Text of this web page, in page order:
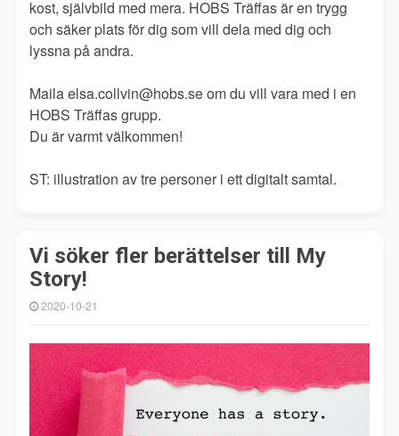
kost, självbild med mera. HOBS Träffas är en trygg
och säker plats för dig som vill dela med dig och
lyssna på andra.
Maila elsa.collvin@hobs.se om du vill vara med i en
HOBS Träffas grupp.
Du är varmt välkommen!
ST: illustration av tre personer i ett digitalt samtal.
Vi söker fler berättelser till My
Story!
2020-10-21